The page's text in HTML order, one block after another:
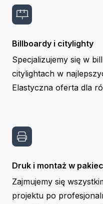
Billboardy i citylighty
Specjalizujemy się w
citylightach w
Elastyczna oferta dla
Druk i montaż w
Zajmujemy się
projektu po